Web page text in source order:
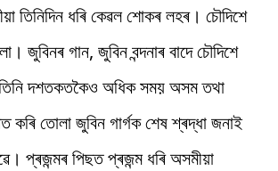
তিনিদিন ধৰি কেৱল শোকৰ লহৰ। চৌদিশে
জুবিনৰ গান, জুবিন বন্দনাৰ বাদে চৌদিশে
দশতকতকৈও অধিক সময় অসম তথা
কৰি তোলা জুবিন গাৰ্গক শেষ শ্ৰদ্ধা জনাই
প্ৰজন্মৰ পিছত প্ৰজন্ম ধৰি অসমীয়া